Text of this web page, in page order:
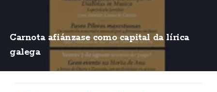
Carnota afiánzase como capital da lírica
galega